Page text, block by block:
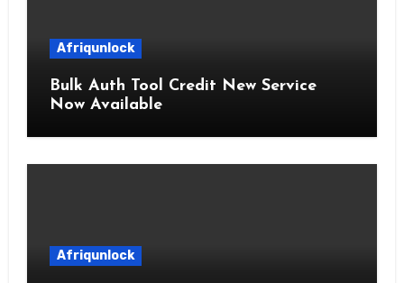
Afriqunlock
Bulk Auth Tool Credit New Service
Now Available
Afriqunlock